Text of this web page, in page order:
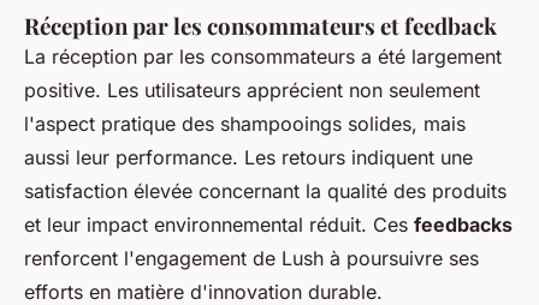
Réception par les consommateurs et feedback
La réception par les consommateurs a été largement
positive. Les utilisateurs apprécient non seulement
l'aspect pratique des shampooings solides, mais
aussi leur performance. Les retours indiquent une
satisfaction élevée concernant la qualité des produits
et leur impact environnemental réduit. Ces feedbacks
renforcent l'engagement de Lush à poursuivre ses
efforts en matière d'innovation durable.